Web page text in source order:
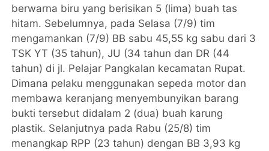
berwarna biru yang berisikan 5 (lima) buah tas
hitam. Sebelumnya, pada Selasa (7/9) tim
mengamankan (7/9) BB sabu 45,55 kg sabu dari 3
TSK YT (35 tahun), JU (34 tahun dan DR (44
tahun) di jl. Pelajar Pangkalan kecamatan Rupat.
Dimana pelaku menggunakan sepeda motor dan
membawa keranjang menyembunyikan barang
bukti tersebut didalam 2 (dua) buah karung
plastik. Selanjutnya pada Rabu (25/8) tim
menangkap RPP (23 tahun) dengan BB 3,93 kg